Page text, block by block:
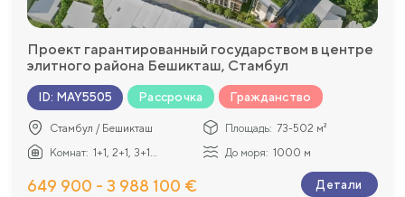
Проект гарантированный государством в центре
элитного района Бешикташ, Стамбул
ID: MAY5505 Рассрочка Гражданство
Стамбул / Бешикташ Площадь: 73-502 м²
Комнат: 1+1, 2+1, 3+1... До моря: 1000 м
649 900 - 3 988 100 € Детали